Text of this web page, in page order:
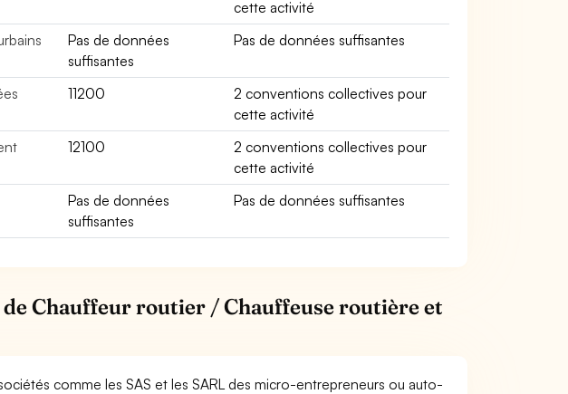
cette activité
Pas de données
suffisantes
Pas de données suffisantes
11200
2 conventions collectives pour
cette activité
12100
2 conventions collectives pour
cette activité
Pas de données
suffisantes
Pas de données suffisantes
Chauffeur routier / Chauffeuse routière et
comme les SAS et les SARL des micro-entrepreneurs ou auto-